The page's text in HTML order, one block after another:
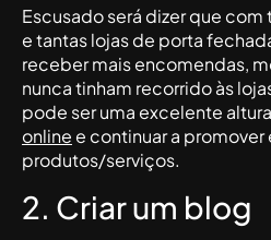
Escusado será dizer que com
e tantas lojas de porta
receber mais encomendas,
nunca tinham recorrido às
pode ser uma excelente
online e continuar a promover
produtos/serviços.
2. Criar um blog